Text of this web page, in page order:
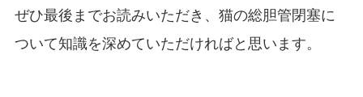
ぜひ最後までお読みいただき、猫の総胆管閉塞に
ついて知識を深めていただければと思います。